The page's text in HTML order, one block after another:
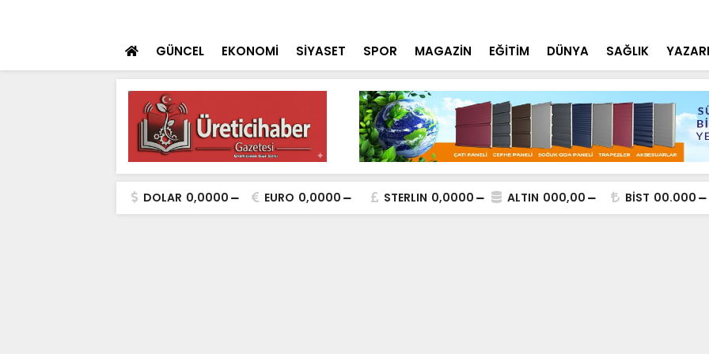
GÜNCEL EKONOMİ SİYASET SPOR MAGAZİN EĞİTİM DÜNYA SAĞLIK
DOLAR 0,0000 EURO 0,0000 STERLIN 0,0000 ALTIN 000,00 BİST 00.000